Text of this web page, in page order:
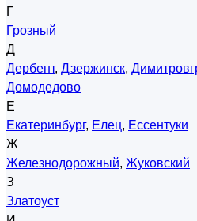
Г
Грозный
Д
Дербент, Дзержинск,
Домодедово
Е
Екатеринбург, Елец, Ессентуки
Ж
Железнодорожный, Жуковский
З
Златоуст